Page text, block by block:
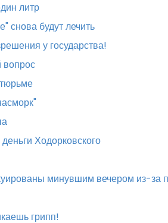
литр
снова будут лечить
у государства!
вопрос
Ходорковского
минувшим вечером из-
грипп!